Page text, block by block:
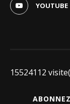
YOUTUBE
15524112